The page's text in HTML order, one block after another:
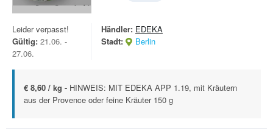
Leider verpasst!
Gültig: 21.06. -
27.06.
Händler: EDEKA
Stadt:
Berlin
€ 8,60 / kg - HINWEIS: MIT EDEKA APP 1.19, mit Kräutern
aus der Provence oder feine Kräuter 150 g